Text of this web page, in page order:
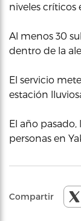
niveles críticos
Al menos 30
dentro de la
El servicio
estación
El año
personas en
Compartir